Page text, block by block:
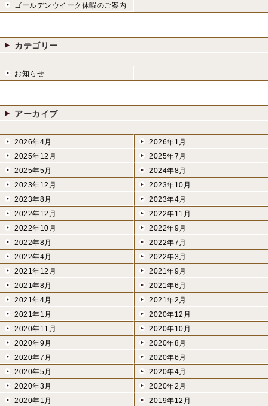
ゴールデンウイーク休暇のご案内
カテゴリー
お知らせ
アーカイブ
2026年4月
2026年1月
2025年12月
2025年7月
2025年5月
2024年8月
2023年12月
2023年10月
2023年8月
2023年4月
2022年12月
2022年11月
2022年10月
2022年9月
2022年8月
2022年7月
2022年4月
2022年3月
2021年12月
2021年9月
2021年8月
2021年6月
2021年4月
2021年2月
2021年1月
2020年12月
2020年11月
2020年10月
2020年9月
2020年8月
2020年7月
2020年6月
2020年5月
2020年4月
2020年3月
2020年2月
2020年1月
2019年12月